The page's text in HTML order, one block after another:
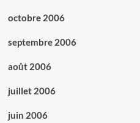
octobre 2006
septembre 2006
août 2006
juillet 2006
juin 2006